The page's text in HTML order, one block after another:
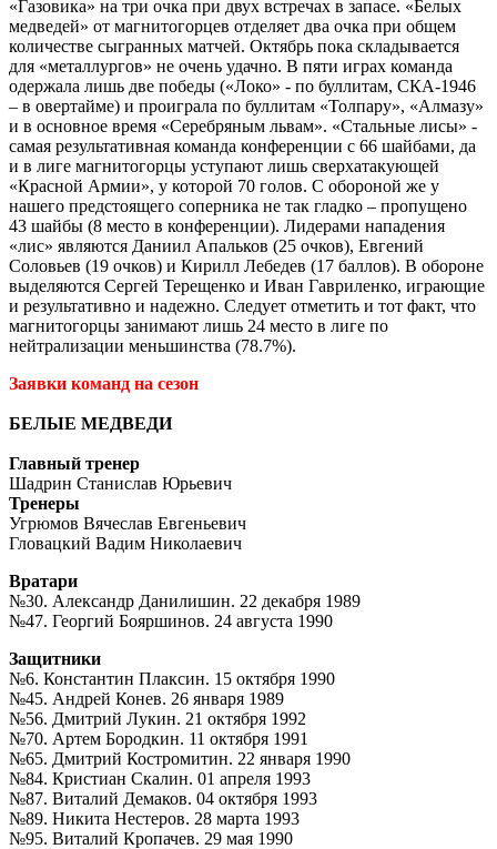
«Газовика» на три очка при двух встречах в запасе. «Белых
медведей» от магнитогорцев отделяет два очка при общем
количестве сыгранных матчей. Октябрь пока складывается
для «металлургов» не очень удачно. В пяти играх команда
одержала лишь две победы («Локо» - по буллитам, СКА-1946
– в овертайме) и проиграла по буллитам «Толпару», «Алмазу»
и в основное время «Серебряным львам». «Стальные лисы» -
самая результативная команда конференции с 66 шайбами, да
и в лиге магнитогорцы уступают лишь сверхатакующей
«Красной Армии», у которой 70 голов. С обороной же у
нашего предстоящего соперника не так гладко – пропущено
43 шайбы (8 место в конференции). Лидерами нападения
«лис» являются Даниил Апальков (25 очков), Евгений
Соловьев (19 очков) и Кирилл Лебедев (17 баллов). В обороне
выделяются Сергей Терещенко и Иван Гавриленко, играющие
и результативно и надежно. Следует отметить и тот факт, что
магнитогорцы занимают лишь 24 место в лиге по
нейтрализации меньшинства (78.7%).
Заявки команд на сезон
БЕЛЫЕ МЕДВЕДИ
Главный тренер
Шадрин Станислав Юрьевич
Тренеры
Угрюмов Вячеслав Евгеньевич
Гловацкий Вадим Николаевич
Вратари
№30. Александр Данилишин. 22 декабря 1989
№47. Георгий Бояршинов. 24 августа 1990
Защитники
№6. Константин Плаксин. 15 октября 1990
№45. Андрей Конев. 26 января 1989
№56. Дмитрий Лукин. 21 октября 1992
№70. Артем Бородкин. 11 октября 1991
№65. Дмитрий Костромитин. 22 января 1990
№84. Кристиан Скалин. 01 апреля 1993
№87. Виталий Демаков. 04 октября 1993
№89. Никита Нестеров. 28 марта 1993
№95. Виталий Кропачев. 29 мая 1990